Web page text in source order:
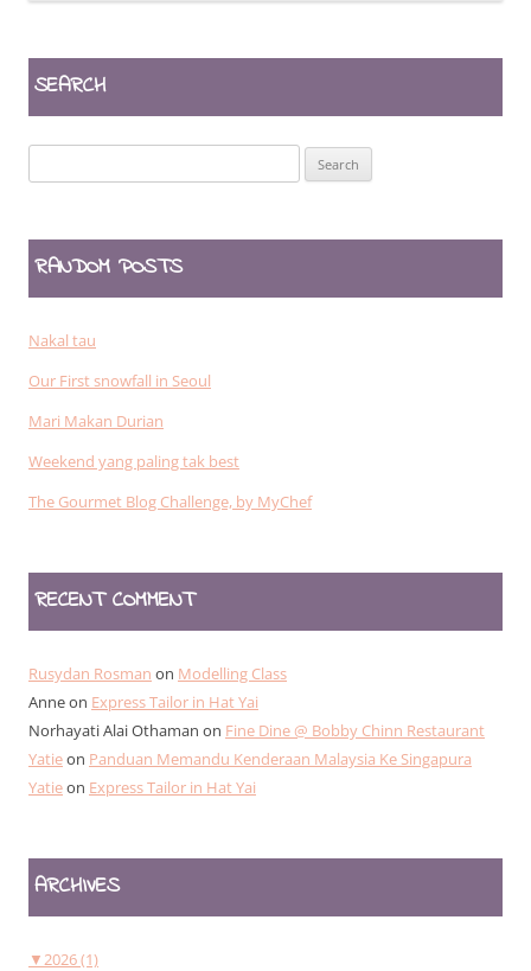
SEARCH
for:
RANDOM POSTS
Nakal tau
Our First snowfall in Seoul
Mari Makan Durian
Weekend yang paling tak best
The Gourmet Blog Challenge, by MyChef
RECENT COMMENT
Rusydan Rosman on Modelling Class
Anneon Express Tailor in Hat Yai
Norhayati Alai Othaman on Fine Dine @ Bobby Chinn Restaurant
Yatieon Panduan Memandu Kenderaan Malaysia Ke Singapura
Yatieon Express Tailor in Hat Yai
ARCHIVES
▼2026 (1)